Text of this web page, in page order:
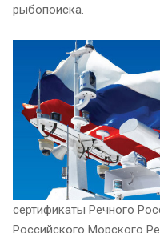
рыбопоиска.
сертификаты Речного
Российского Морского